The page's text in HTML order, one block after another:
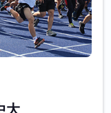
大